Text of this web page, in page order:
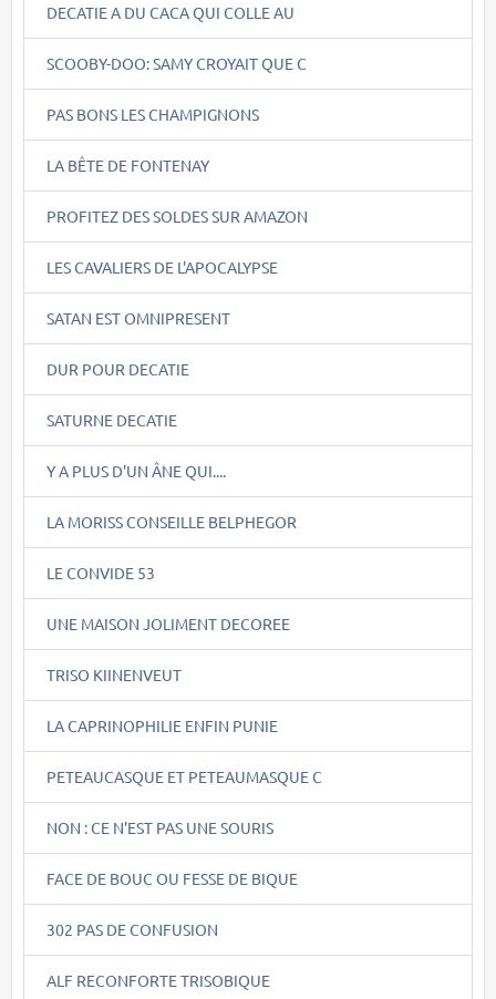
DECATIE A DU CACA QUI COLLE AU
SCOOBY-DOO: SAMY CROYAIT QUE C
PAS BONS LES CHAMPIGNONS
LA BÊTE DE FONTENAY
PROFITEZ DES SOLDES SUR AMAZON
LES CAVALIERS DE L'APOCALYPSE
SATAN EST OMNIPRESENT
DUR POUR DECATIE
SATURNE DECATIE
Y A PLUS D'UN ÂNE QUI....
LA MORISS CONSEILLE BELPHEGOR
LE CONVIDE 53
UNE MAISON JOLIMENT DECOREE
TRISO KIINENVEUT
LA CAPRINOPHILIE ENFIN PUNIE
PETEAUCASQUE ET PETEAUMASQUE C
NON : CE N'EST PAS UNE SOURIS
FACE DE BOUC OU FESSE DE BIQUE
302 PAS DE CONFUSION
ALF RECONFORTE TRISOBIQUE